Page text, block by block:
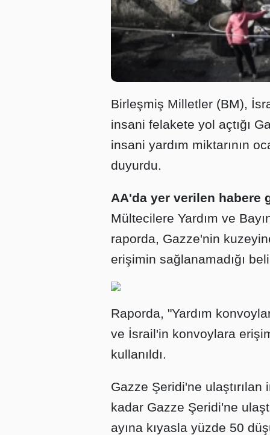
Birleşmiş Milletler (BM),
insani felakete yol açtığı
insani yardım miktarının
duyurdu.
AA'da yer verilen habere
Mültecilere Yardım ve
raporda, Gazze'nin
erişimin sağlanamadığı
Raporda, "Yardım
ve İsrail'in konvoylara
kullanıldı.
Gazze Şeridi'ne
kadar Gazze Şeridi'ne
ayına kıyasla yüzde 50